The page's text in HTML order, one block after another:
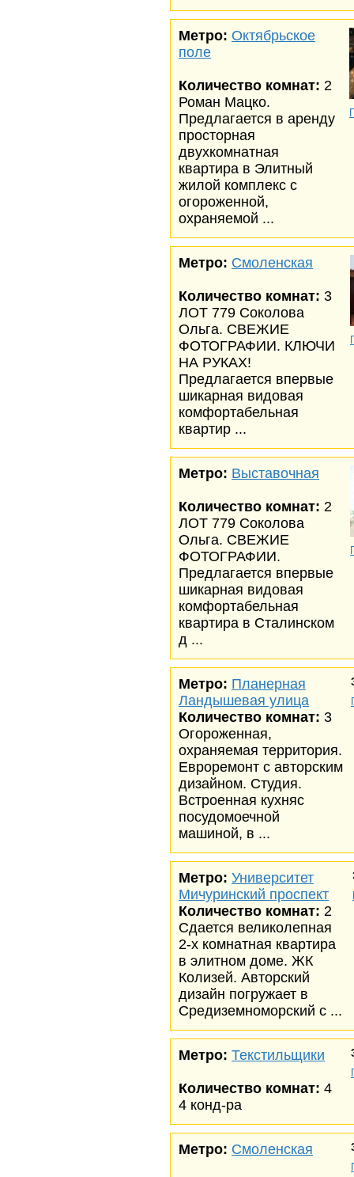
Метро: Октябрьское
поле
Количество комнат: 2
Роман Мацко.
Предлагается в аренду
просторная
двухкомнатная
квартира в Элитный
жилой комплекс с
огороженной,
охраняемой ...
Метро: Смоленская
Количество комнат: 3
ЛОТ 779 Соколова
Ольга. СВЕЖИЕ
ФОТОГРАФИИ. КЛЮЧИ
НА РУКАХ!
Предлагается впервые
шикарная видовая
комфортабельная
квартир ...
Метро: Выставочная
Количество комнат: 2
ЛОТ 779 Соколова
Ольга. СВЕЖИЕ
ФОТОГРАФИИ.
Предлагается впервые
шикарная видовая
комфортабельная
квартира в Сталинском
д ...
Метро: Планерная
Ландышевая улица
Количество комнат: 3
Огороженная,
охраняемая территория.
Евроремонт с авторским
дизайном. Студия.
Встроенная кухняс
посудомоечной
машиной, в ...
Метро: Университет
Мичуринский проспект
Количество комнат: 2
Сдается великолепная
2-х комнатная квартира
в элитном доме. ЖК
Колизей. Авторский
дизайн погружает в
Средиземноморский с ...
Метро: Текстильщики
Количество комнат: 4
4 конд-ра
Метро: Смоленская